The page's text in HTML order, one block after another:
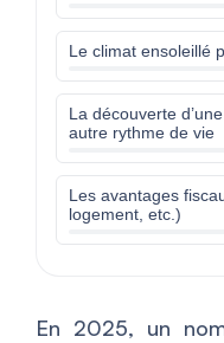
Le climat ensoleillé
La découverte
autre rythme de vie
Les avantages
logement, etc.)
En 2025, un